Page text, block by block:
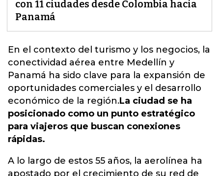
con 11 ciudades desde Colombia hacia
Panamá
En el contexto del turismo y los negocios, la
conectividad aérea entre Medellín y
Panamá ha sido clave para la expansión de
oportunidades comerciales y el desarrollo
económico de la región.La ciudad se ha
posicionado como un punto estratégico
para viajeros que buscan conexiones
rápidas.
A lo largo de estos 55 años, la aerolínea ha
apostado por el crecimiento de su red de